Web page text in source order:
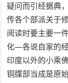
疑问而引经据典
传各个部派关于
阅读时要主要一
化—各说自家的
印度以外的小乘
铜牒部当成是原